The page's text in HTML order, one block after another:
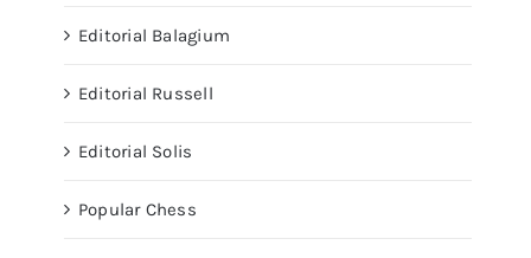
Editorial Balagium
Editorial Russell
Editorial Solis
Popular Chess